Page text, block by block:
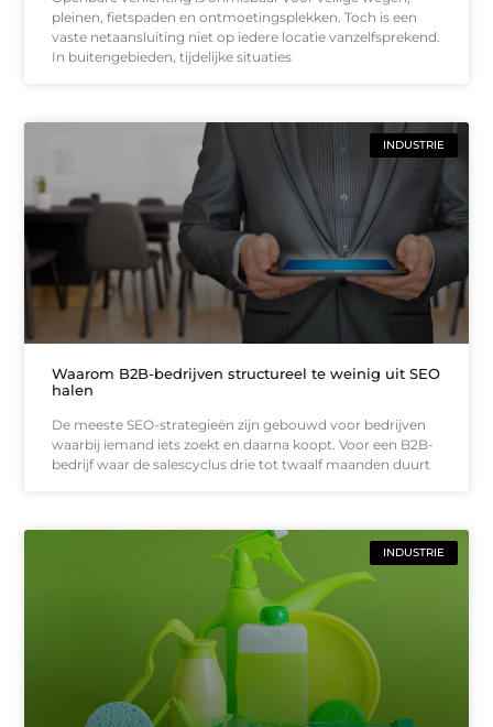
pleinen, fietspaden en ontmoetingsplekken. Toch is een
vaste netaansluiting niet op iedere locatie vanzelfsprekend.
In buitengebieden, tijdelijke situaties
INDUSTRIE
Waarom B2B-bedrijven structureel te weinig uit SEO
halen
De meeste SEO-strategieën zijn gebouwd voor bedrijven
waarbij iemand iets zoekt en daarna koopt. Voor een B2B-
bedrijf waar de salescyclus drie tot twaalf maanden duurt
INDUSTRIE